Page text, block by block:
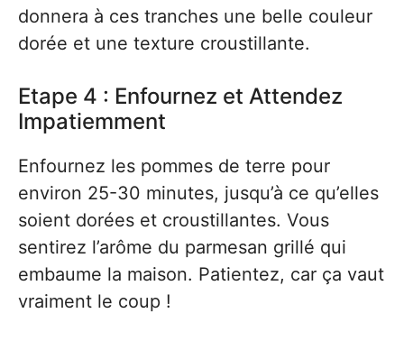
donnera à ces tranches une belle couleur
dorée et une texture croustillante.
Etape 4 : Enfournez et Attendez
Impatiemment
Enfournez les pommes de terre pour
environ 25-30 minutes, jusqu’à ce qu’elles
soient dorées et croustillantes. Vous
sentirez l’arôme du parmesan grillé qui
embaume la maison. Patientez, car ça vaut
vraiment le coup !